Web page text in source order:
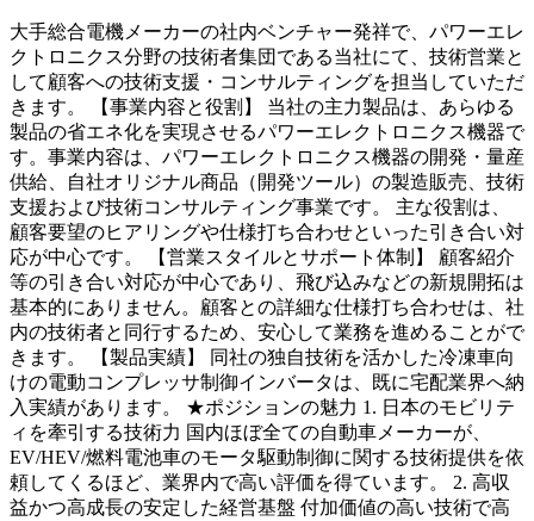
大手総合電機メーカーの社内ベンチャー発祥で、パワーエレ
クトロニクス分野の技術者集団である当社にて、技術営業と
して顧客への技術支援・コンサルティングを担当していただ
きます。 【事業内容と役割】 当社の主力製品は、あらゆる
製品の省エネ化を実現させるパワーエレクトロニクス機器で
す。事業内容は、パワーエレクトロニクス機器の開発・量産
供給、自社オリジナル商品（開発ツール）の製造販売、技術
支援および技術コンサルティング事業です。 主な役割は、
顧客要望のヒアリングや仕様打ち合わせといった引き合い対
応が中心です。 【営業スタイルとサポート体制】 顧客紹介
等の引き合い対応が中心であり、飛び込みなどの新規開拓は
基本的にありません。顧客との詳細な仕様打ち合わせは、社
内の技術者と同行するため、安心して業務を進めることがで
きます。 【製品実績】 同社の独自技術を活かした冷凍車向
けの電動コンプレッサ制御インバータは、既に宅配業界へ納
入実績があります。 ★ポジションの魅力 1. 日本のモビリテ
ィを牽引する技術力 国内ほぼ全ての自動車メーカーが、
EV/HEV/燃料電池車のモータ駆動制御に関する技術提供を依
頼してくるほど、業界内で高い評価を得ています。 2. 高収
益かつ高成長の安定した経営基盤 付加価値の高い技術で高